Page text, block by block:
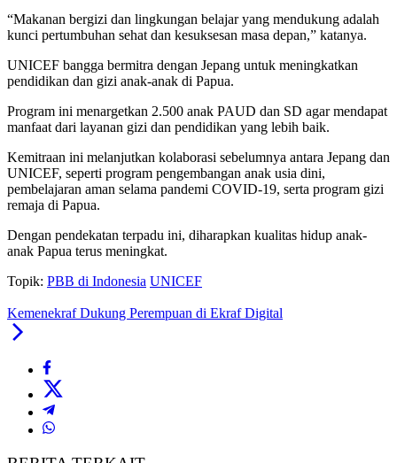
“Makanan bergizi dan lingkungan belajar yang mendukung adalah
kunci pertumbuhan sehat dan kesuksesan masa depan,” katanya.
UNICEF bangga bermitra dengan Jepang untuk meningkatkan
pendidikan dan gizi anak-anak di Papua.
Program ini menargetkan 2.500 anak PAUD dan SD agar mendapat
manfaat dari layanan gizi dan pendidikan yang lebih baik.
Kemitraan ini melanjutkan kolaborasi sebelumnya antara Jepang dan
UNICEF, seperti program pengembangan anak usia dini,
pembelajaran aman selama pandemi COVID-19, serta program gizi
remaja di Papua.
Dengan pendekatan terpadu ini, diharapkan kualitas hidup anak-
anak Papua terus meningkat.
Topik: PBB di Indonesia UNICEF
Kemenekraf Dukung Perempuan di Ekraf Digital